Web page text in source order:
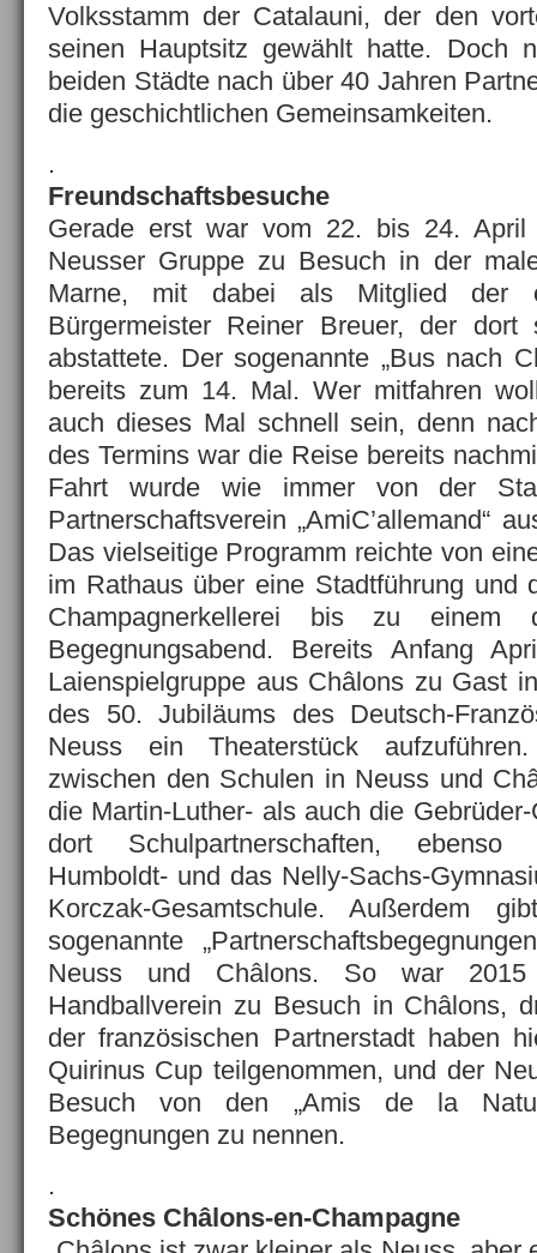
Volksstamm der Catalauni, der den
seinen Hauptsitz gewählt hatte. Doch
beiden Städte nach über 40 Jahren
die geschichtlichen Gemeinsamkeiten.
.
Freundschaftsbesuche
Gerade erst war vom 22. bis 24. April
Neusser Gruppe zu Besuch in der
Marne, mit dabei als Mitglied der
Bürgermeister Reiner Breuer, der dort
abstattete. Der sogenannte „Bus nach
bereits zum 14. Mal. Wer mitfahren
auch dieses Mal schnell sein, denn
des Termins war die Reise bereits
Fahrt wurde wie immer von der
Partnerschaftsverein „AmiC’allemand“
Das vielseitige Programm reichte von
im Rathaus über eine Stadtführung und
Champagnerkellerei bis zu einem
Begegnungsabend. Bereits Anfang
Laienspielgruppe aus Châlons zu Gast
des 50. Jubiläums des Deutsch-
Neuss ein Theaterstück
zwischen den Schulen in Neuss und
die Martin-Luther- als auch die
dort Schulpartnerschaften, ebenso
Humboldt- und das Nelly-Sachs-
Korczak-Gesamtschule. Außerdem
sogenannte
Neuss und Châlons. So war
Handballverein zu Besuch in Châlons,
der französischen Partnerstadt haben
Quirinus Cup teilgenommen, und der
Besuch von den „Amis de la
Begegnungen zu nennen.
.
Schönes Châlons-en-Champagne